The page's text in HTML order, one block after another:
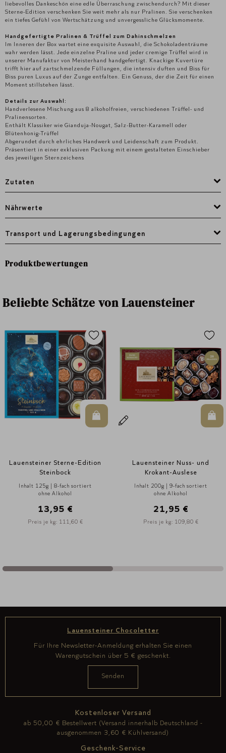
liebevolles Dankeschön eine edle Überraschung zwischendurch? Mit dieser
Sterne-Edition verschenken Sie weit mehr als nur Pralinen. Sie verschenken
ein tiefes Gefühl von Wertschätzung und unvergessliche Glücksmomente.
Handgefertigte Pralinen & Trüffel zum Dahinschmelzen
Im Inneren der Box wartet eine exquisite Auswahl, die Schokoladenträume
wahr werden lässt. Jede einzelne Praline und jeder cremige Trüffel wird in
unserer Manufaktur von Meisterhand handgefertigt. Knackige Kuvertüre
trifft hier auf zartschmelzende Füllungen, die intensiv duften und Biss für
Biss puren Luxus auf der Zunge entfalten. Ein Genuss, der die Zeit für einen
Moment stillstehen lässt.
Details zur Auswahl:
Handverlesene Mischung aus 8 alkoholfreien, verschiedenen Trüffel- und
Pralinensorten.
Enthält Klassiker wie Gianduja-Nougat, Salz-Butter-Karamell oder
Blütenhonig-Trüffel
Abgerundet durch ehrliches Handwerk und Leidenschaft zum Produkt.
Präsentiert in einer exklusiven Packung mit einem gestalteten Einschieber
des jeweiligen Sternzeichens
Zutaten
Nährwerte
Transport und Lagerungsbedingungen
Produktbewertungen
Beliebte Schätze von Lauensteiner
Warenkorb In den Warenkorb
Lauensteiner Sterne-Edition
Steinbock
Inhalt 125g | 8-fach sortiert
ohne Alkohol
13,95 €
Preis je kg: 111,60 €
In
Lauensteiner Nuss- und
Krokant-Auslese
Inhalt 200g | 9-fach sortiert
ohne Alkohol
21,95 €
Preis je kg: 109,80 €
Kostenloser Versand
ab 50,00 € Bestellwert (Versand innerhalb Deutschland -
ausgenommen 3,60 € Kühlversand)
Geschenk-Service
Lauensteiner Chocoletter
Für Ihre Newsletter-Anmeldung erhalten Sie einen
Warengutschein über 5 € geschenkt.